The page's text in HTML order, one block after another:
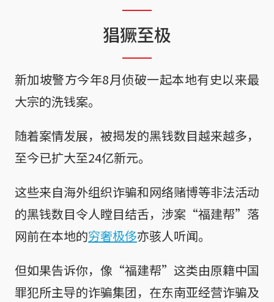
猖獗至极
新加坡警方今年8月侦破一起本地有史以来最
大宗的洗钱案。
随着案情发展，被揭发的黑钱数目越来越多，
至今已扩大至24亿新元。
这些来自海外组织诈骗和网络赌博等非法活动
的黑钱数目令人瞠目结舌，涉案“福建帮”落
网前在本地的穷奢极侈亦骇人听闻。
但如果告诉你，像“福建帮”这类由原籍中国
罪犯所主导的诈骗集团，在东南亚经营诈骗及